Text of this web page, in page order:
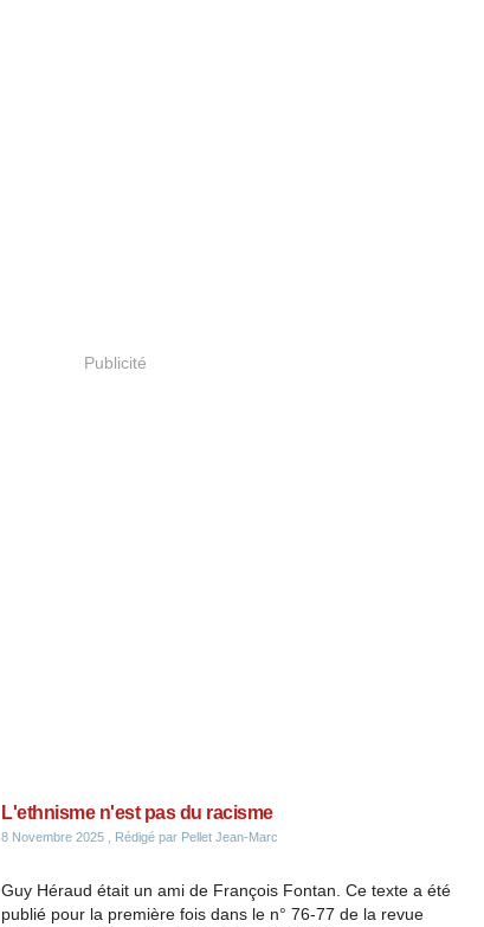
Publicité
L'ethnisme n'est pas du racisme
8 Novembre 2025 , Rédigé par Pellet Jean-Marc
Guy Héraud était un ami de François Fontan. Ce texte a été
publié pour la première fois dans le n° 76-77 de la revue